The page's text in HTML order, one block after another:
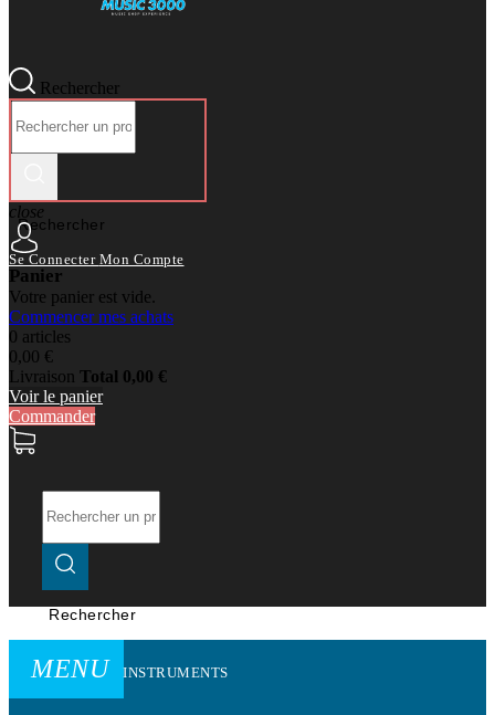
Rechercher
Rechercher
close
Se Connecter Mon Compte
Panier
Votre panier est vide.
Commencer mes achats
0 articles
0,00 €
Livraison Total 0,00 €
Voir le panier
Commander
Rechercher
MENU INSTRUMENTS